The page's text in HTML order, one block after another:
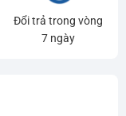
Đổi trả trong vòng
7 ngày